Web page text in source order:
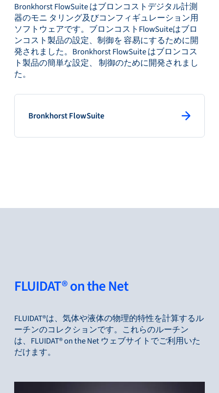
Bronkhorst FlowSuite はブロンコストデジタル計測
器のモニ タリング及びコンフィギュレーション用
ソフトウェアです。ブロンコストFlowSuiteはブロ
ンコスト製品の設定、制御を 容易にするために開
発されました。Bronkhorst FlowSuite はブロンコス
ト製品の簡単な設定、 制御のために開発されまし
た。
Bronkhorst FlowSuite: primary button
FLUIDAT® on the Net
FLUIDAT®は、気体や液体の物理的特性を計算するル
ーチンのコレクションです。これらのルーチン
は、FLUIDAT® on the Net ウェブサイトでご利用いた
だけます。